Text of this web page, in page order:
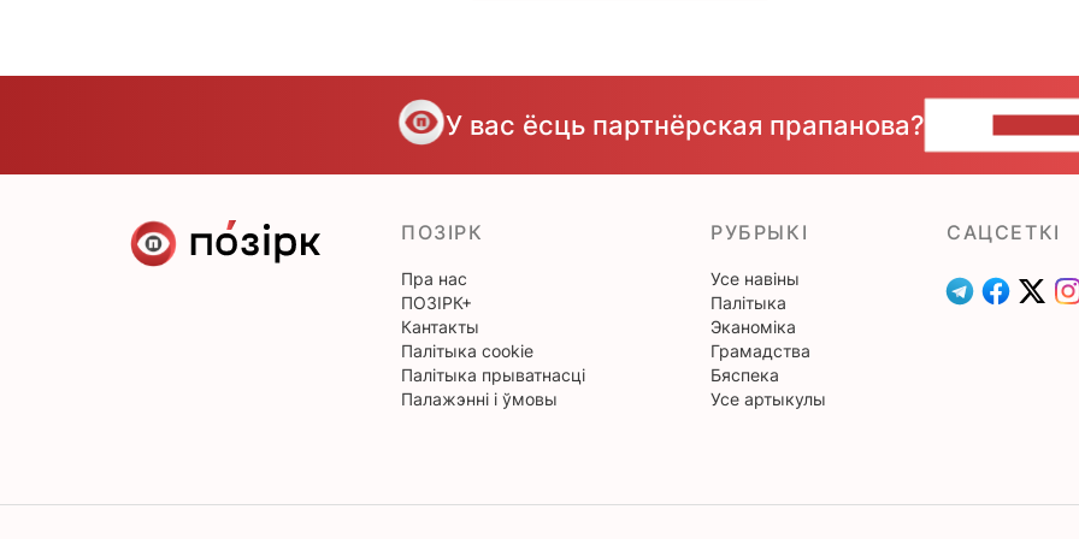
У вас ёсць партнёрская прапанова?
ПОЗІРК
Пра нас
ПОЗІРК+
Кантакты
Палітыка cookie
Палітыка прыватнасці
Палажэнні і ўмовы
РУБРЫКІ
Усе навіны
Палітыка
Эканоміка
Грамадства
Бяспека
Усе артыкулы
САЦСЕТКІ